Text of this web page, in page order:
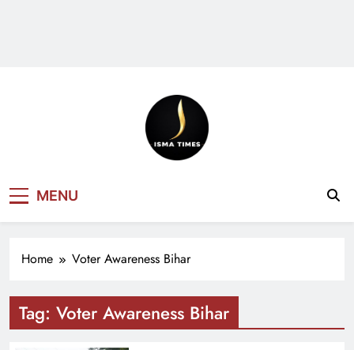
NEWS
MENU
Home Voter Awareness Bihar
Tag: Voter Awareness Bihar